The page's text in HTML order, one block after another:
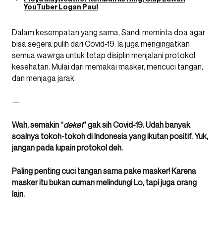
YouTuber Logan Paul
Dalam kesempatan yang sama, Sandi meminta doa agar
bisa segera pulih dari Covid-19. Ia juga mengingatkan
semua wawrga untuk tetap disiplin menjalani protokol
kesehatan. Mulai dari memakai masker, mencuci tangan,
dan menjaga jarak.
—
Wah, semakin “deket” gak sih Covid-19. Udah banyak
soalnya tokoh-tokoh di Indonesia yang ikutan positif. Yuk,
jangan pada lupain protokol deh.
Paling penting cuci tangan sama pake masker! Karena
masker itu bukan cuman melindungi Lo, tapi juga orang
lain.